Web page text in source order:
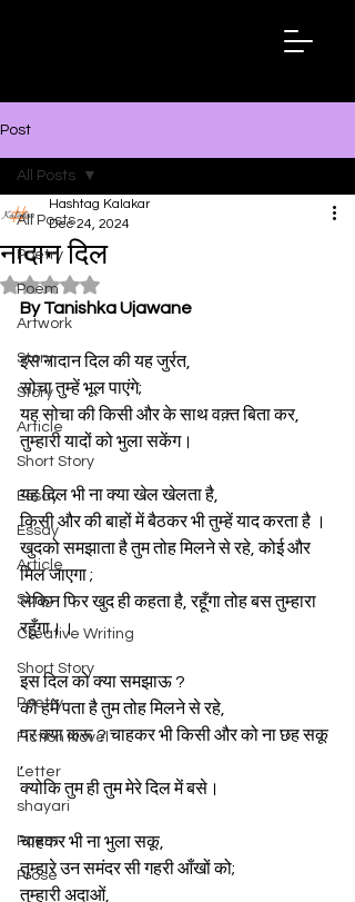
Post
All Posts
Poetry
Poem
Artwork
Story
Story
Article
Short Story
Essay
Essay
Article
Song
Creative Writing
Short Story
Poetry
Fiction Novel
Letter
shayari
Poem
Prose
All Posts
नादान दिल
Hashtag Kalakar
Dec 24, 2024
Rated NaN out of 5 stars.
By Tanishka Ujawane
इस नादान दिल की यह जुर्रत,
सोचा तुम्हें भूल पाएंगे;
यह सोचा की किसी और के साथ वक़्त बिता कर,
तुम्हारी यादों को भुला सकेंग।
यह दिल भी ना क्या खेल खेलता है,
किसी और की बाहों में बैठकर भी तुम्हें याद करता है ।
खुदको समझाता है तुम तोह मिलने से रहे, कोई और
मिल जाएगा ;
लेकिन फिर खुद ही कहता है, रहूँगा तोह बस तुम्हारा
रहूँगा।।
इस दिल को क्या समझाऊ ?
की हमें पता है तुम तोह मिलने से रहे,
पर क्या करू ? चाहकर भी किसी और को ना छह सकू
क्योकि तुम ही तुम मेरे दिल में बसे।
चाहकर भी ना भुला सकू,
तुम्हारे उन समंदर सी गहरी आँखों को;
तुम्हारी अदाओं,